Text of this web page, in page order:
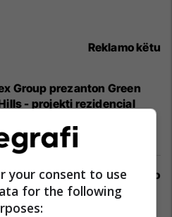
Reklamo këtu
Group prezanton Green
- projekti rezidencial
Group
and Delivery zgjedh Auto
Dacia Duster Hybrid për
më të ri të taksive në
your consent to use
for the following